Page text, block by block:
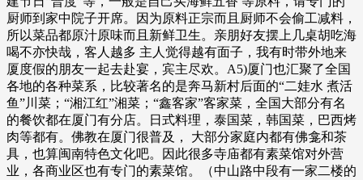
厨师到家中院子开席。因为原料正宗而且厨师不会偷工减料，
所以菜品都原汁原味而且新鲜卫生。亲朋好友摆上几桌胡吃海
喝不亦快哉，客人越多 主人觉得越有面子，我有时带外地来
厦度假的朋友一起去赴宴，宾主尽欢。A5)厦门也汇聚了全国
各地的各种菜系，比较著名的是奔马新村后面的“二娃水 煮活
鱼”川菜；“湘江红”湘菜；“鑫客家”客家菜，全国大部分有名
的餐饮都在厦门有分店。日式料理，泰国菜，韩国菜，巴西烤
肉等都有。佛教在厦门很普及， 大部分家庭内都有佛龛和茶
具，也算闽南特色文化吧。因此很多寺庙都有素菜馆对外营
业，各商业区也有专门的素菜馆。（中山路中段有一家二楼的